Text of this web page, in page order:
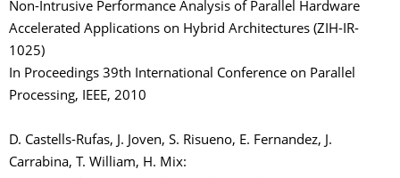
Non-Intrusive Performance Analysis of Parallel Hardware
Accelerated Applications on Hybrid Architectures (ZIH-IR-
1025)
In Proceedings 39th International Conference on Parallel
Processing, IEEE, 2010
D. Castells-Rufas, J. Joven, S. Risueno, E. Fernandez, J.
Carrabina, T. William, H. Mix: